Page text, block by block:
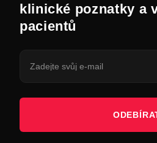
klinické poznatky a
pacientů